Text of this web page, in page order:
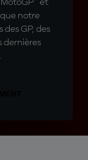
et
notre
GP, des
dernières